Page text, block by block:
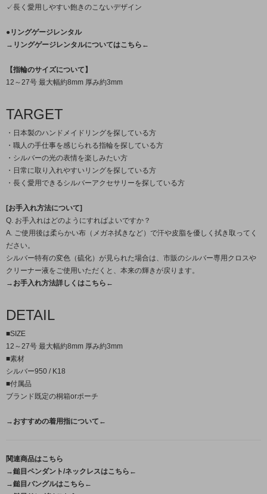
✓長く愛用しやすい飽きのこないデザイン
●リングゲージレンタル
→リングゲージレンタルについてはこちら←
【指輪のサイズについて】
12～27号 最大幅約8mm 厚み約3mm
TARGET
・日本製のハンドメイドリングを探している方
・職人の手仕事を感じられる指輪を探している方
・シルバーの光の表情を楽しみたい方
・日常に取り入れやすいリングを探している方
・長く愛用できるシルバーアクセサリーを探している方
[お手入れ方法について]
Q. お手入れはどのようにすればよいですか？
A. ご使用後は柔らかい布（メガネ拭きなど）で汗や皮脂を優しく拭き取ってく
ださい。
シルバー特有の変色（硫化）が見られた場合は、市販のシルバー専用クロスや
クリーナー液をご使用いただくと、本来の輝きが戻ります。
→お手入れ方法詳しくはこちら←
DETAIL
■SIZE
12～27号 最大幅約8mm 厚み約3mm
■素材
シルバー950 / K18
■付属品
ブランド既定の桐箱orポーチ
→おすすめの着用指について←
関連商品はこちら
→鎚目ペンダント/ネックレスはこちら←
→鎚目バングルはこちら←